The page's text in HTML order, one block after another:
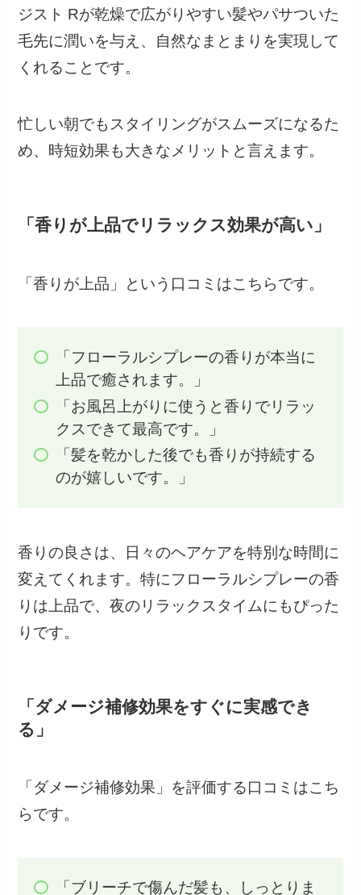
ジスト Rが乾燥で広がりやすい髪やパサついた
毛先に潤いを与え、自然なまとまりを実現して
くれることです。
忙しい朝でもスタイリングがスムーズになるた
め、時短効果も大きなメリットと言えます。
「香りが上品でリラックス効果が高い」
「香りが上品」という口コミはこちらです。
「フローラルシプレーの香りが本当に
上品で癒されます。」
「お風呂上がりに使うと香りでリラッ
クスできて最高です。」
「髪を乾かした後でも香りが持続する
のが嬉しいです。」
香りの良さは、日々のヘアケアを特別な時間に
変えてくれます。特にフローラルシプレーの香
りは上品で、夜のリラックスタイムにもぴった
りです。
「ダメージ補修効果をすぐに実感でき
る」
「ダメージ補修効果」を評価する口コミはこち
らです。
「ブリーチで傷んだ髪も、しっとりま